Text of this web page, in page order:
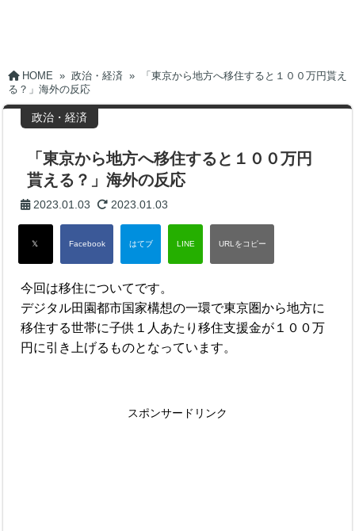
HOME » 政治・経済 »
「東京から地方へ移住すると１００万円貰え
る？」海外の反応
政治・経済
「東京から地方へ移住すると１００万円
貰える？」海外の反応
2023.01.03 2023.01.03
今回は移住についてです。
デジタル田園都市国家構想の一環で東京圏から地方に
移住する世帯に子供１人あたり移住支援金が１００万
円に引き上げるものとなっています。
スポンサードリンク